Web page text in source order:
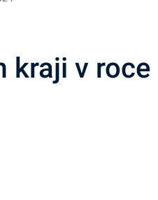
kraji v roce